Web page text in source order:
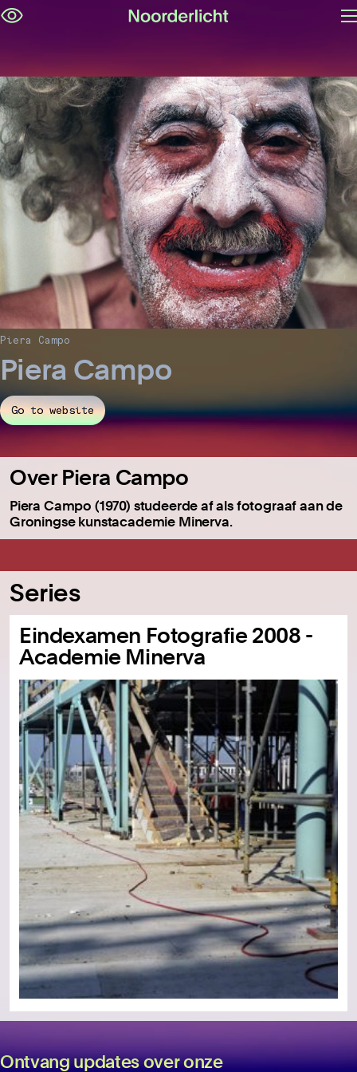
Piera Campo
Go to website
Piera Campo
Over Piera Campo
Piera Campo (1970) studeerde af als fotograaf aan de
Groningse kunstacademie Minerva.
Series
Eindexamen Fotografie 2008 -
Academie Minerva
Ontvang updates over onze